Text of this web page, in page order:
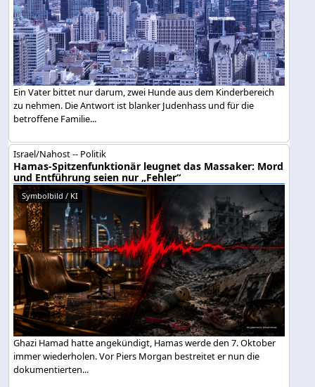
Ein Vater bittet nur darum, zwei Hunde aus dem Kinderbereich
zu nehmen. Die Antwort ist blanker Judenhass und für die
betroffene Familie...
Israel/Nahost -- Politik
Hamas-Spitzenfunktionär leugnet das Massaker: Mord
und Entführung seien nur „Fehler“
Symbolbild / KI
Ghazi Hamad hatte angekündigt, Hamas werde den 7. Oktober
immer wiederholen. Vor Piers Morgan bestreitet er nun die
dokumentierten...